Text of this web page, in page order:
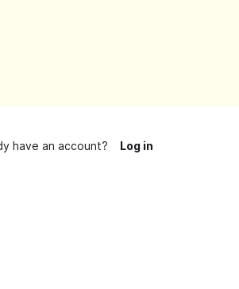
have an account? Log in